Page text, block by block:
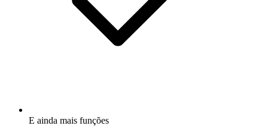
E ainda mais funções